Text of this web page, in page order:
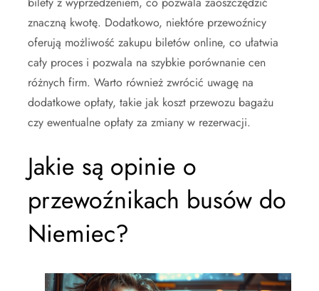
znaczną kwotę. Dodatkowo, niektóre przewoźnicy
oferują możliwość zakupu biletów online, co ułatwia
cały proces i pozwala na szybkie porównanie cen
różnych firm. Warto również zwrócić uwagę na
dodatkowe opłaty, takie jak koszt przewozu bagażu
czy ewentualne opłaty za zmiany w rezerwacji.
Jakie są opinie o
przewoźnikach busów do
Niemiec?